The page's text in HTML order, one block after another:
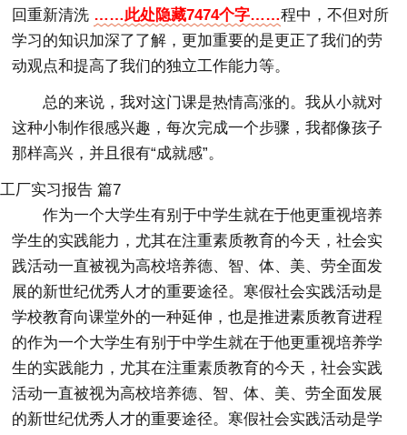
回重新清洗 ……此处隐藏7474个字……程中，不但对所
学习的知识加深了了解，更加重要的是更正了我们的劳
动观点和提高了我们的独立工作能力等。
总的来说，我对这门课是热情高涨的。我从小就对
这种小制作很感兴趣，每次完成一个步骤，我都像孩子
那样高兴，并且很有“成就感”。
工厂实习报告 篇7
作为一个大学生有别于中学生就在于他更重视培养
学生的实践能力，尤其在注重素质教育的今天，社会实
践活动一直被视为高校培养德、智、体、美、劳全面发
展的新世纪优秀人才的重要途径。寒假社会实践活动是
学校教育向课堂外的一种延伸，也是推进素质教育进程
的作为一个大学生有别于中学生就在于他更重视培养学
生的实践能力，尤其在注重素质教育的今天，社会实践
活动一直被视为高校培养德、智、体、美、劳全面发展
的新世纪优秀人才的重要途径。寒假社会实践活动是学